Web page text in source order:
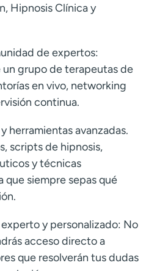
Hipnosis Clínica y
de expertos:
un grupo de terapeutas de
en vivo, networking
continua.
herramientas avanzadas.
scripts de hipnosis,
y técnicas
que siempre sepas qué
y personalizado: No
acceso directo a
que resolverán tus dudas